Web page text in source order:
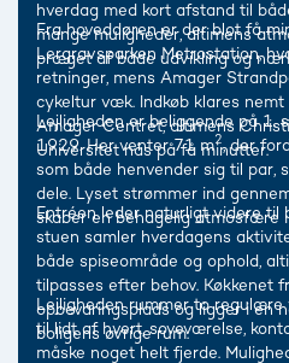
hverdag med kort afstand til
mange muligheder, altimens
præget af både udvikling og
Fra hoveddøren er der blot få
Lergravsparken Metrostation,
retninger, mens Amager
cykeltur væk. Indkøb klares
Amager Centret, altimens
Universitet nås på få minutter.
Lejligheden er beliggende på 1.
1929. Her venter 71 m2, der
som både henvender sig til par,
dele. Lyset strømmer ind
skaber en behagelig atmosfære i
Entréen leder naturligt videre til
stuen samler hverdagens
både spiseområde og ophold,
tilpasses efter behov. Køkkenet
opbevaringsplads og ligger i en
boligens øvrige rum.
Lejligheden rummer to
til lidt af hvert, soveværelse,
måske noget helt fjerde.